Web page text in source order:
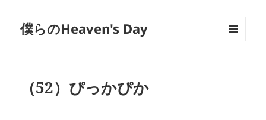
僕らのHeaven's Day
（52）ぴっかぴか